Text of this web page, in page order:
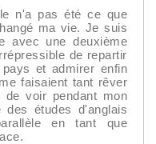
n'a pas été ce que
ma vie. Je suis
avec une deuxième
de repartir
et admirer enfin
faisaient tant rêver
voir pendant mon
des études d'anglais
en tant que